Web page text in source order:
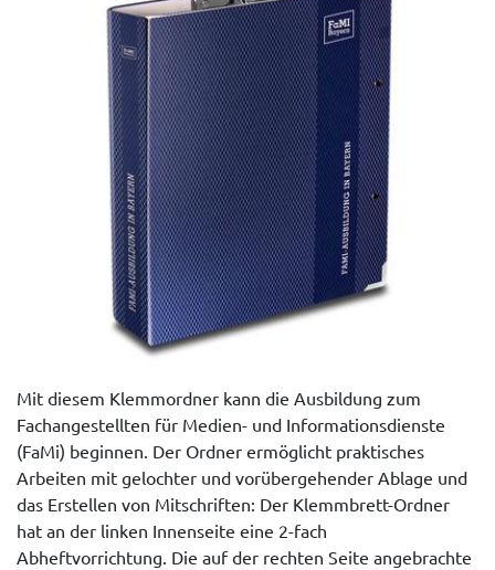
Mit diesem Klemmordner kann die Ausbildung zum
Fachangestellten für Medien- und Informationsdienste
(FaMi) beginnen. Der Ordner ermöglicht praktisches
Arbeiten mit gelochter und vorübergehender Ablage und
das Erstellen von Mitschriften: Der Klemmbrett-Ordner
hat an der linken Innenseite eine 2-fach
Abheftvorrichtung. Die auf der rechten Seite angebrachte